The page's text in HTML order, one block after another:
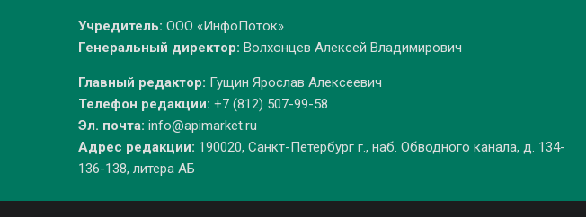
Учредитель: ООО «ИнфоПоток»
Генеральный директор: Волхонцев Алексей Владимирович
Главный редактор: Гущин Ярослав Алексеевич
Телефон редакции: +7 (812) 507-99-58
Эл. почта: info@apimarket.ru
Адрес редакции: 190020, Санкт-Петербург г., наб. Обводного канала, д. 134-
136-138, литера АБ